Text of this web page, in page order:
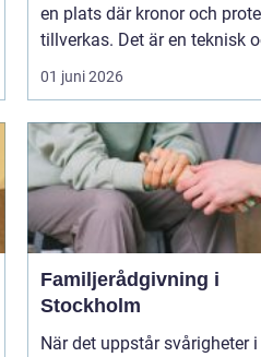
en plats där kronor och
tillverkas. Det är en teknisk
01 juni 2026
Familjerådgivning i
Stockholm
När det uppstår svårigheter i